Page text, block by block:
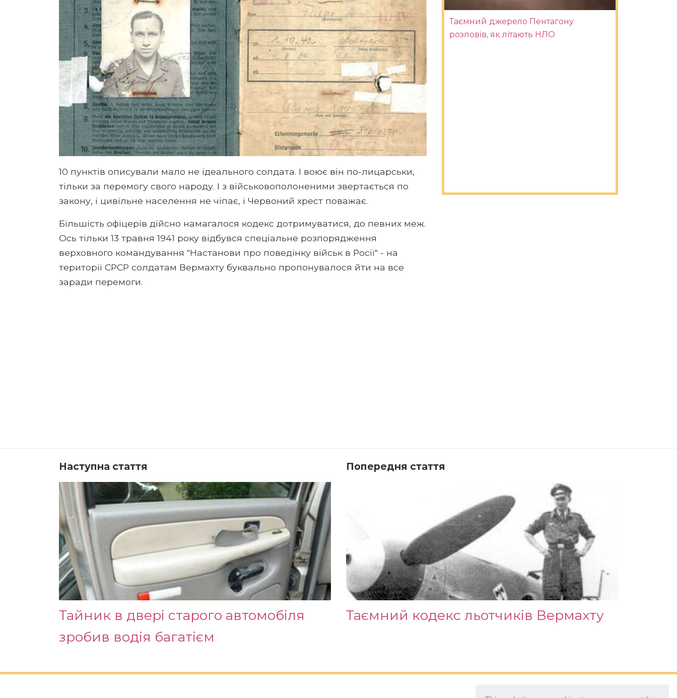
10 пунктів описували мало не ідеального солдата. І воює він по-лицарськи,
тільки за перемогу свого народу. І з військовополоненими звертається по
закону, і цивільне населення не чіпає, і Червоний хрест поважає.
Більшість офіцерів дійсно намагалося кодекс дотримуватися, до певних меж.
Ось тільки 13 травня 1941 року відбувся спеціальне розпорядження
верховного командування "Настанови про поведінку військ в Росії" - на
території СРСР солдатам Вермахту буквально пропонувалося йти на все
заради перемоги.
Таємний джерело Пентагону
розповів, як літають НЛО
Наступна стаття
Тайник в двері старого автомобіля
зробив водія багатієм
Попередня стаття
Таємний кодекс льотчиків Вермахту